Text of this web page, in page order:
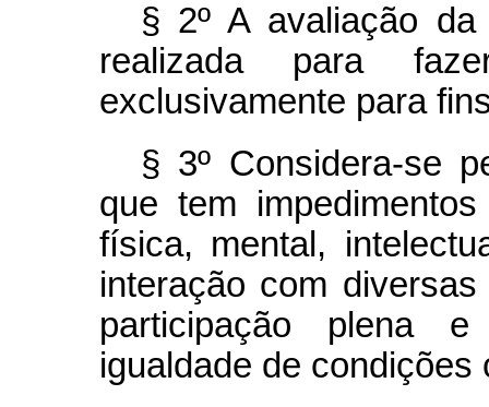
§ 2º A avaliação
realizada para
exclusivamente para
§ 3º Considera-se
que tem
física, mental,
interação com
participação plena
igualdade de